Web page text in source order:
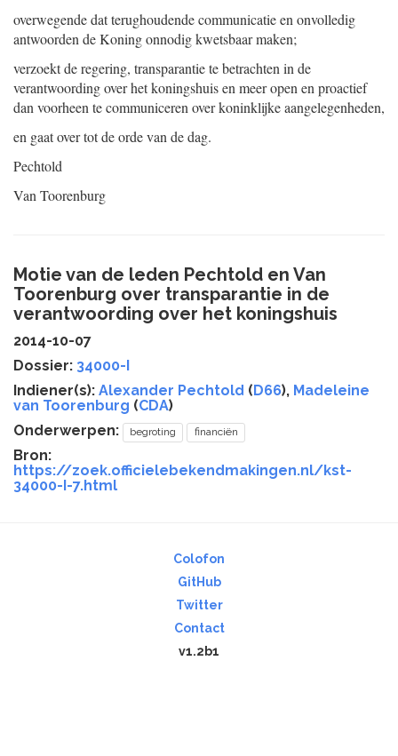
overwegende dat terughoudende communicatie en onvolledig
antwoorden de Koning onnodig kwetsbaar maken;
verzoekt de regering, transparantie te betrachten in de
verantwoording over het koningshuis en meer open en proactief
dan voorheen te communiceren over koninklijke aangelegenheden,
en gaat over tot de orde van de dag.
Pechtold
Van Toorenburg
Motie van de leden Pechtold en Van
Toorenburg over transparantie in de
verantwoording over het koningshuis
2014-10-07
Dossier: 34000-I
Indiener(s): Alexander Pechtold (D66), Madeleine
van Toorenburg (CDA)
Onderwerpen:
begroting financiën
Bron:
https://zoek.officielebekendmakingen.nl/kst-
34000-I-7.html
Colofon
GitHub
Twitter
Contact
v1.2b1